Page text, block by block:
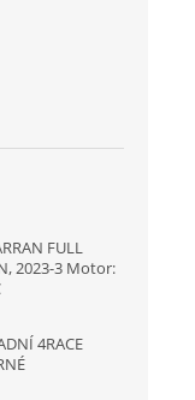
FULL
2023-3 Motor:
4RACE